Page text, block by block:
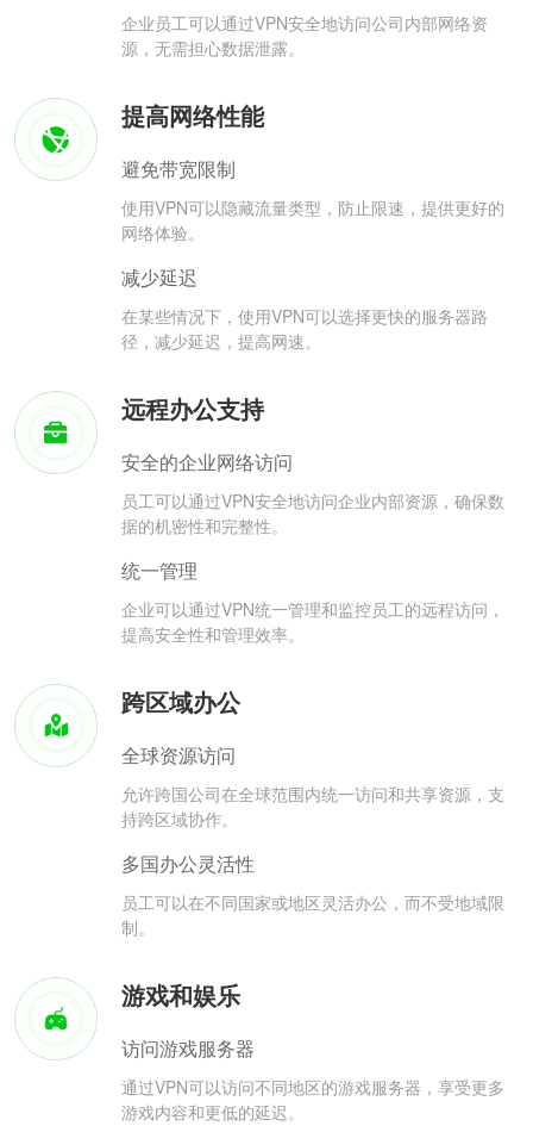
企业员工可以通过VPN安全地访问公司内部网络资
源，无需担心数据泄露。
提高网络性能
避免带宽限制
使用VPN可以隐藏流量类型，防止限速，提供更好的
网络体验。
减少延迟
在某些情况下，使用VPN可以选择更快的服务器路
径，减少延迟，提高网速。
远程办公支持
安全的企业网络访问
员工可以通过VPN安全地访问企业内部资源，确保数
据的机密性和完整性。
统一管理
企业可以通过VPN统一管理和监控员工的远程访问，
提高安全性和管理效率。
跨区域办公
全球资源访问
允许跨国公司在全球范围内统一访问和共享资源，支
持跨区域协作。
多国办公灵活性
员工可以在不同国家或地区灵活办公，而不受地域限
制。
游戏和娱乐
访问游戏服务器
通过VPN可以访问不同地区的游戏服务器，享受更多
游戏内容和更低的延迟。